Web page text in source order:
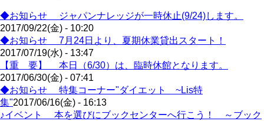
◆お知らせ ジャパンナレッジが一時休止(9/24)します。
2017/09/22(金) - 10:20
◆お知らせ 7月24日より、夏期休業貸出スタート！
2017/07/19(水) - 13:47
【重 要】 本日（6/30）は、臨時休館となります。
2017/06/30(金) - 07:41
◆お知らせ 特集コーナー"ダイエット ~Lis特
集"2017/06/16(金) - 16:13
♪イベント 本を選びにブックセンターへ行こう！ ～ブック